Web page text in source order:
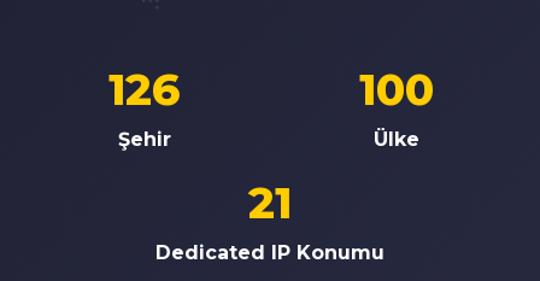
Şehir
126
Ülke
100
Dedicated IP Konumu
21